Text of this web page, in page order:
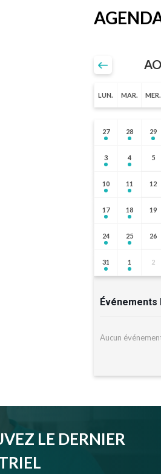
LUN. MAR. MER.
27 28 29
3 4 5
10 11 12
17 18 19
24 25 26
31 1 2
Événements
Aucun
LE DERNIER